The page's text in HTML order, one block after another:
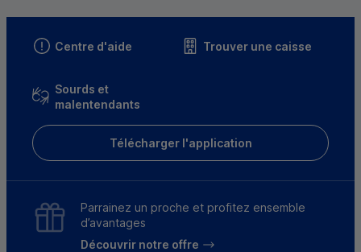
Centre d'aide Trouver une caisse
Sourds et
malentendants
Télécharger l'application
Parrainez un proche et profitez ensemble
d’avantages
Découvrir notre offre